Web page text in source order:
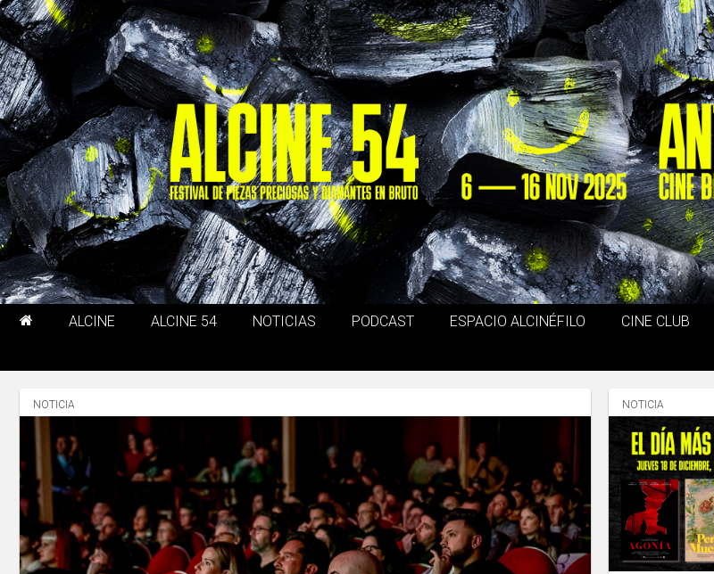
ALCINE ALCINE 54 NOTICIAS PODCAST ESPACIO ALCINÉFILO CINE CLUB
NOTICIA NOTICIA